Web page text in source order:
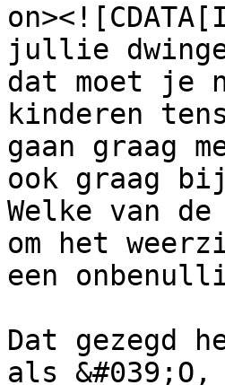
jullie
dat moet je
kinderen
gaan graag
ook graag
Welke van
om het
een
Dat gezegd
als